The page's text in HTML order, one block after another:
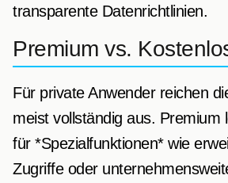
transparente Datenrichtlinien.
Premium vs.
Für private Anwender reichen
meist vollständig aus. Premium
für *Spezialfunktionen* wie
Zugriffe oder